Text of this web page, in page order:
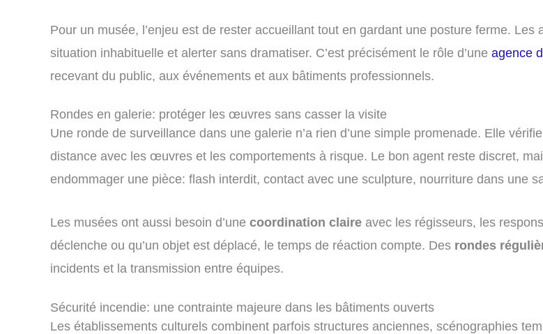
Pour un musée, l’enjeu est de rester accueillant tout en gardant une posture ferme.
situation inhabituelle et alerter sans dramatiser. C’est précisément le rôle d’une agence
recevant du public, aux événements et aux bâtiments professionnels.
Rondes en galerie: protéger les œuvres sans casser la visite
Une ronde de surveillance dans une galerie n’a rien d’une simple promenade. Elle
distance avec les œuvres et les comportements à risque. Le bon agent reste discret,
endommager une pièce: flash interdit, contact avec une sculpture, nourriture dans une
Les musées ont aussi besoin d’une coordination claire avec les régisseurs, les
déclenche ou qu’un objet est déplacé, le temps de réaction compte. Des rondes
incidents et la transmission entre équipes.
Sécurité incendie: une contrainte majeure dans les bâtiments ouverts
Les établissements culturels combinent parfois structures anciennes, scénographies